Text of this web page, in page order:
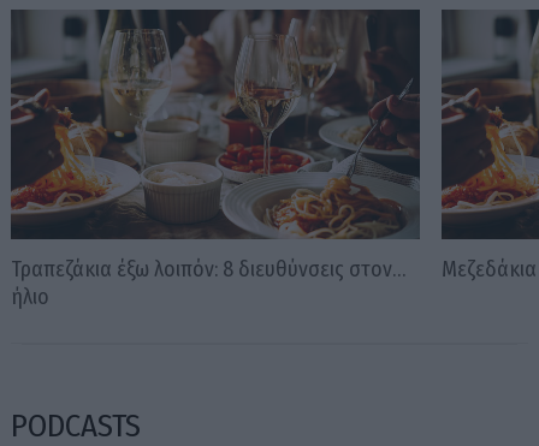
Τραπεζάκια έξω λοιπόν: 8 διευθύνσεις στον…
ήλιο
PODCASTS